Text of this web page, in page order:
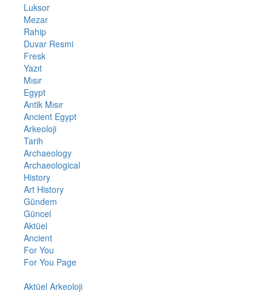
Luksor
Mezar
Rahip
Duvar Resmi
Fresk
Yazıt
Mısır
Egypt
Antik Mısır
Ancient Egypt
Arkeoloji
Tarih
Archaeology
Archaeological
History
Art History
Gündem
Güncel
Aktüel
Ancient
For You
For You Page
Aktüel Arkeoloji